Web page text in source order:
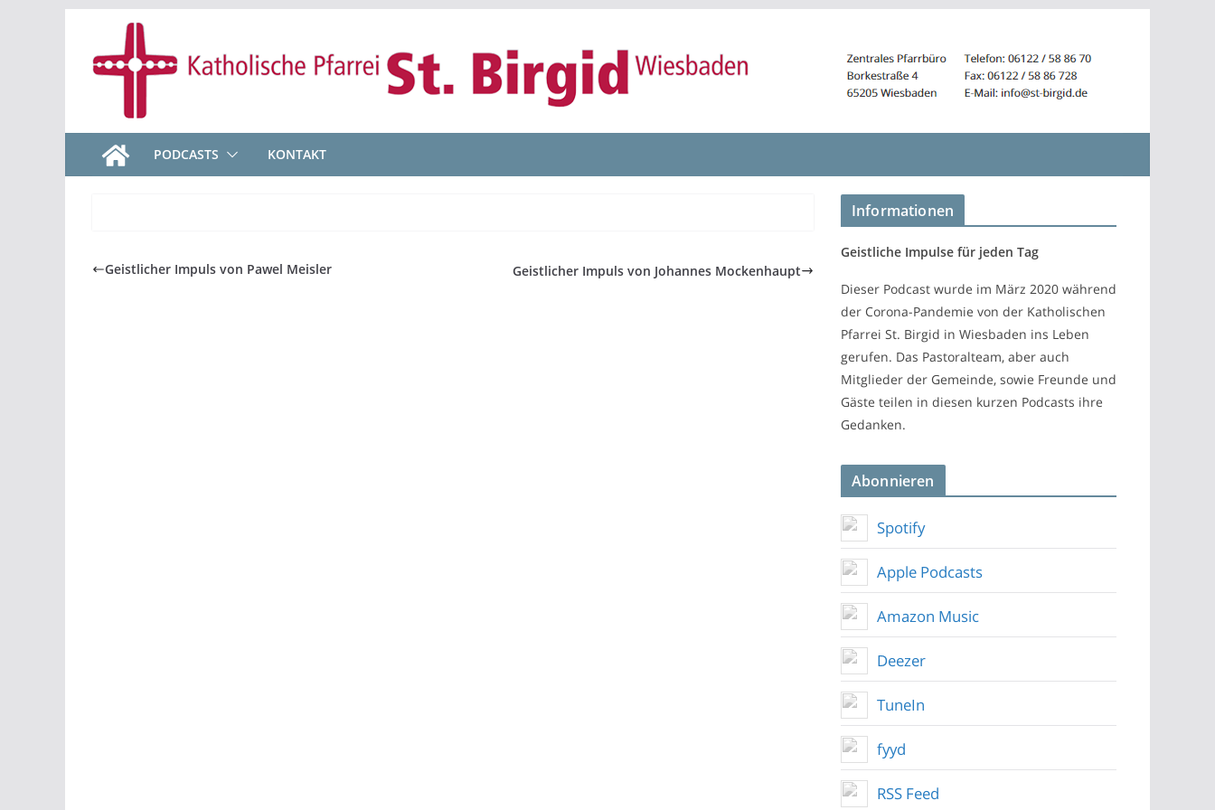
springen
PODCASTS KONTAKT
Geistlicher Impuls von Pawel Meisler Geistlicher Impuls von Johannes Mockenhaupt
Informationen
Geistliche Impulse für jeden Tag
Dieser Podcast wurde im März 2020 während
der Corona-Pandemie von der Katholischen
Pfarrei St. Birgid in Wiesbaden ins Leben
gerufen. Das Pastoralteam, aber auch
Mitglieder der Gemeinde, sowie Freunde und
Gäste teilen in diesen kurzen Podcasts ihre
Gedanken.
Abonnieren
Spotify
Apple Podcasts
Amazon Music
Deezer
TuneIn
fyyd
RSS Feed